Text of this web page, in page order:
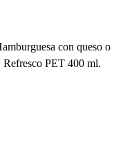
con queso o
PET 400 ml.